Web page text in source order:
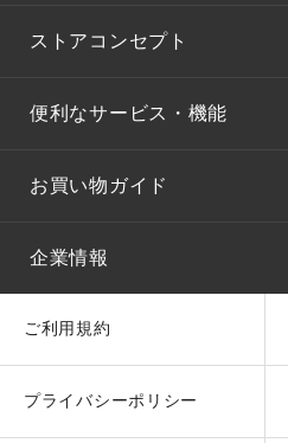
ストアコンセプト
便利なサービス・機能
お買い物ガイド
企業情報
ご利用規約
プライバシーポリシー